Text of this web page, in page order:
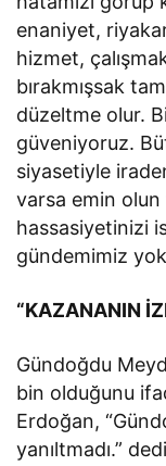
enaniyet,
hizmet,
bırakmışsak
düzeltme olur.
güveniyoruz.
siyasetiyle
varsa emin
hassasiyetinizi
gündemimiz
“KAZANANIN
Gündoğdu
bin olduğunu
Erdoğan,
yanıltmadı.”